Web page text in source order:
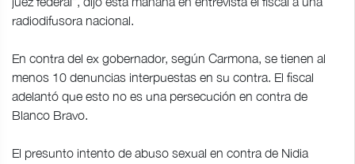
radiodifusora nacional.
En contra del ex gobernador, según Carmona, se tienen al
menos 10 denuncias interpuestas en su contra. El fiscal
adelantó que esto no es una persecución en contra de
Blanco Bravo.
El presunto intento de abuso sexual en contra de Nidia